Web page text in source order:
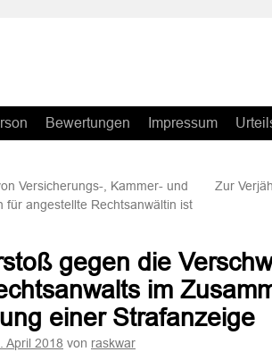
Bewertungen Impressum
Versicherungs-, Kammer- und
für angestellte Rechtsanwältin ist
Zur
gegen die
im
einer Strafanzeige
April 2018 von raskwar